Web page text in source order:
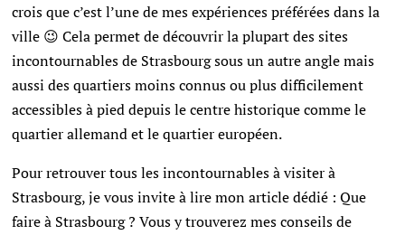
crois que c’est l’une de mes expériences préférées dans la
ville 😉 Cela permet de découvrir la plupart des sites
incontournables de Strasbourg sous un autre angle mais
aussi des quartiers moins connus ou plus difficilement
accessibles à pied depuis le centre historique comme le
quartier allemand et le quartier européen.
Pour retrouver tous les incontournables à visiter à
Strasbourg, je vous invite à lire mon article dédié : Que
faire à Strasbourg ? Vous y trouverez mes conseils de